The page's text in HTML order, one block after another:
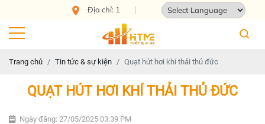
Địa chỉ: 124 Tam Châu, Tam Bình, Thành phố Hồ Chí
Trang chủ Tin tức & sự kiện Quạt hút hơi khí thải thủ đức
QUẠT HÚT HƠI KHÍ THẢI THỦ ĐỨC
Ngày đăng: 27/05/2025 03:39 PM